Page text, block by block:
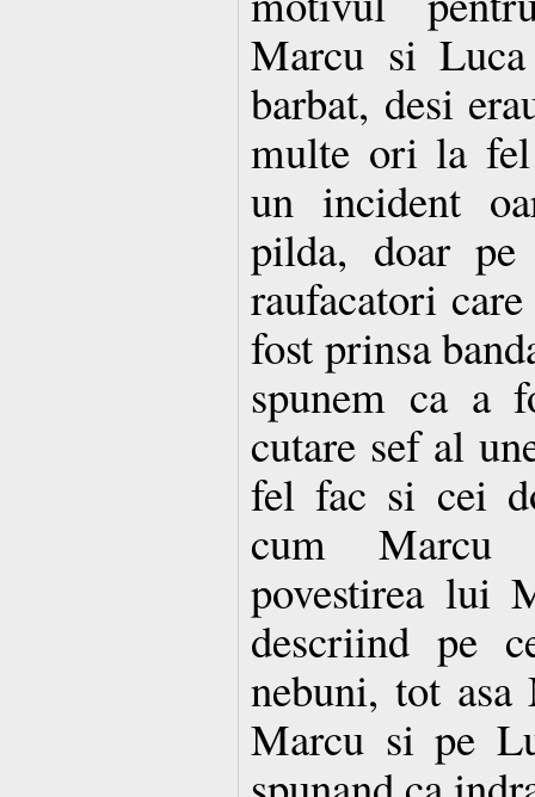
Marcu si
barbat, desi
multe ori la fel
un incident
pilda, doar
raufacatori
fost prinsa
spunem ca a
cutare sef al
fel fac si cei
cum Marcu
povestirea lui
descriind pe
nebuni, tot asa
Marcu si pe